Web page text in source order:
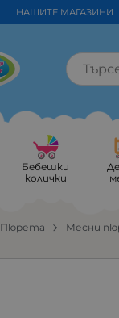
НАШИТЕ МАГАЗИНИ
Бебешки
колички
Пюрета Месни